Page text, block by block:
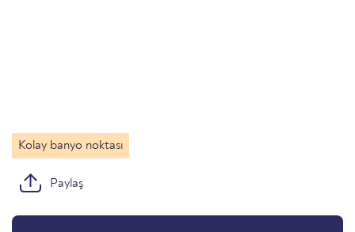
Kolay banyo noktası
Paylaş